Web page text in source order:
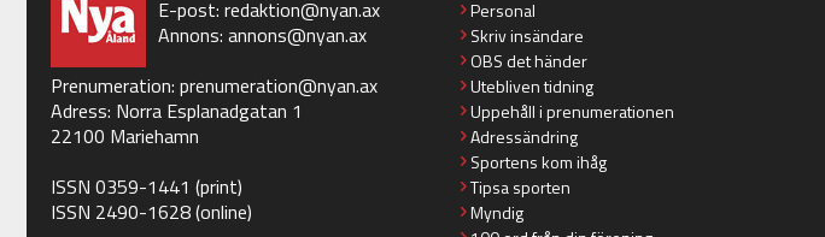
E-post: redaktion@nyan.ax
Annons: annons@nyan.ax
Prenumeration: prenumeration@nyan.ax
Adress: Norra Esplanadgatan 1
22100 Mariehamn
ISSN 0359-1441 (print)
ISSN 2490-1628 (online)
Personal
Skriv insändare
OBS det händer
Utebliven tidning
Uppehåll i prenumerationen
Adressändring
Sportens kom ihåg
Tipsa sporten
Myndig